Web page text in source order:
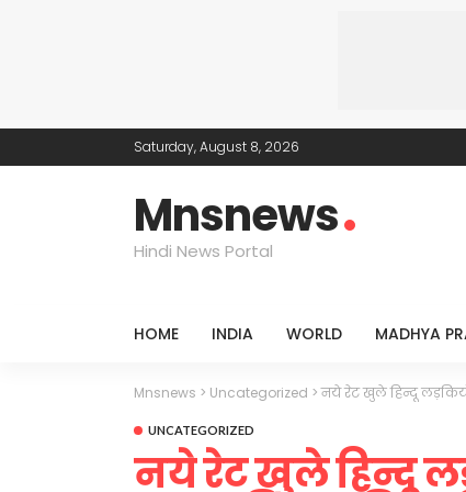
Saturday, August 8, 2026
Mnsnews
Hindi News Portal
HOME INDIA WORLD MADHYA
Mnsnews > Uncategorized >नये रेट खुले हिन्दू
UNCATEGORIZED
नये रेट खुले हिन्दू